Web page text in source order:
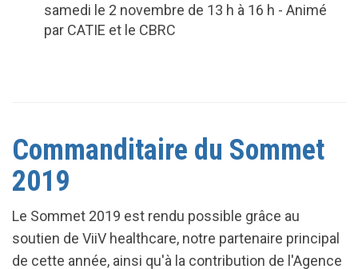
samedi le 2 novembre de 13 h à 16 h - Animé
par CATIE et le CBRC
Commanditaire du Sommet
2019
Le Sommet 2019 est rendu possible grâce au
soutien de ViiV healthcare, notre partenaire principal
de cette année, ainsi qu'à la contribution de l'Agence